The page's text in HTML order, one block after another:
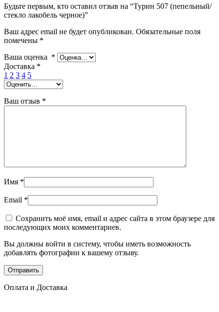
Будьте первым, кто оставил отзыв на “Турин 507 (пепельный/
стекло лакобель черное)”
Ваш адрес email не будет опубликован. Обязательные поля
помечены *
Ваша оценка *
Доставка *
1 2 3 4 5
Ваш отзыв *
Имя *
Email *
Сохранить моё имя, email и адрес сайта в этом браузере для
последующих моих комментариев.
Вы должны войти в систему, чтобы иметь возможность
добавлять фотографии к вашему отзыву.
Оплата и Доставка